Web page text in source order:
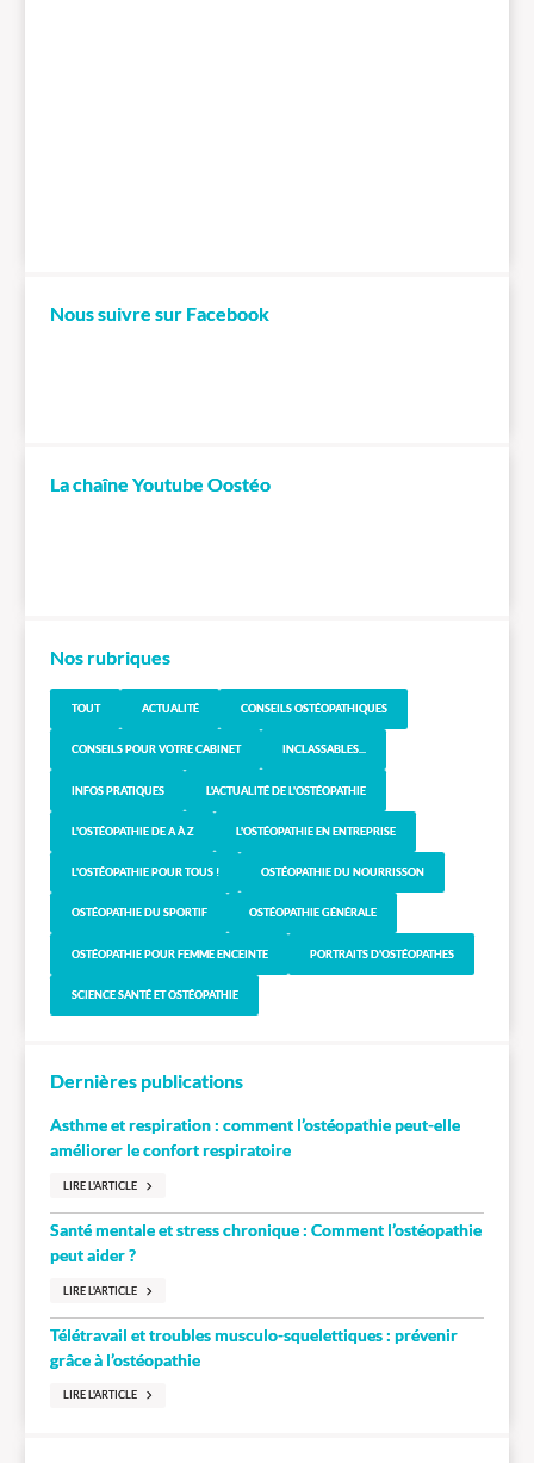
Nous suivre sur Facebook
La chaîne Youtube Oostéo
Nos rubriques
TOUT ACTUALITÉ CONSEILS OSTÉOPATHIQUES
CONSEILS POUR VOTRE CABINET INCLASSABLES...
INFOS PRATIQUES L'ACTUALITÉ DE L'OSTÉOPATHIE
L'OSTÉOPATHIE DE A À Z L'OSTÉOPATHIE EN ENTREPRISE
L'OSTÉOPATHIE POUR TOUS ! OSTÉOPATHIE DU NOURRISSON
OSTÉOPATHIE DU SPORTIF OSTÉOPATHIE GÉNÉRALE
OSTÉOPATHIE POUR FEMME ENCEINTE PORTRAITS D'OSTÉOPATHES
SCIENCE SANTÉ ET OSTÉOPATHIE
Dernières publications
Asthme et respiration : comment l’ostéopathie peut-elle
améliorer le confort respiratoire
LIRE L'ARTICLE
Santé mentale et stress chronique : Comment l’ostéopathie
peut aider ?
LIRE L'ARTICLE
Télétravail et troubles musculo-squelettiques : prévenir
grâce à l’ostéopathie
LIRE L'ARTICLE